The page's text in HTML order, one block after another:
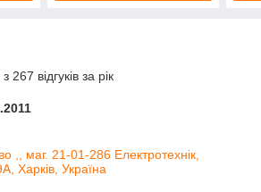
267 відгуків за рік
,, маг. 21-01-286 Електротехнік,
Харків, Україна